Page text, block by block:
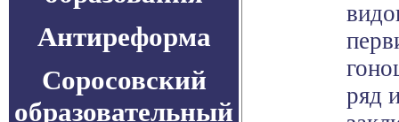
Антиреформа
Соросовский
образовательный
ряд